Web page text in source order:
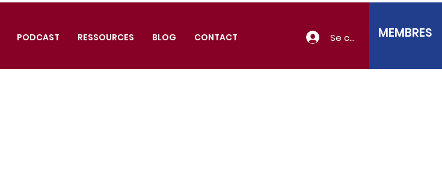
PODCAST RESSOURCES BLOG CONTACT Se connecterMEMBRES